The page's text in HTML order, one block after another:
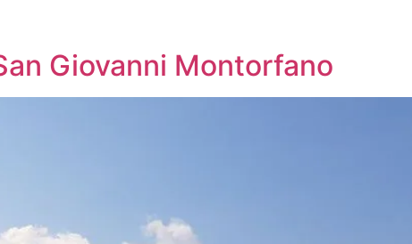
Giovanni Montorfano